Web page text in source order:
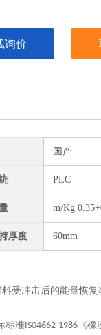
询价
国产
PLC
m/Kg
厚度 60mm
受冲击后的能量恢复
标准IS04662-1986 《橡